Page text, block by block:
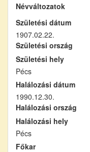
Névváltozatok
Születési dátum
1907.02.22.
Születési ország
Születési hely
Pécs
Halálozási dátum
1990.12.30.
Halálozási ország
Halálozási hely
Pécs
Főkar